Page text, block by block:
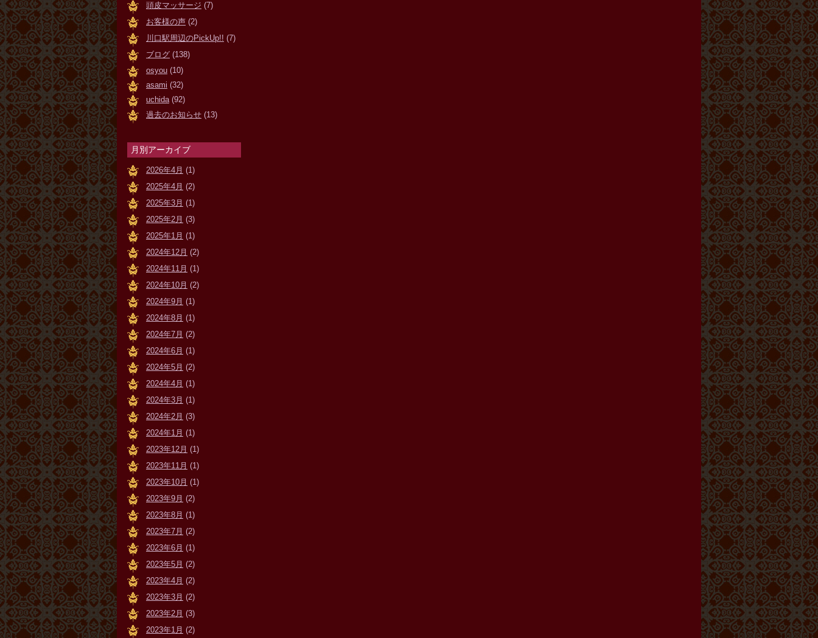
頭皮マッサージ (7)
お客様の声 (2)
川口駅周辺のPickUp!! (7)
ブログ (138)
osyou (10)
asami (32)
uchida(92)
過去のお知らせ (13)
月別アーカイブ
2026年4月 (1)
2025年4月 (2)
2025年3月 (1)
2025年2月 (3)
2025年1月 (1)
2024年12月 (2)
2024年11月 (1)
2024年10月 (2)
2024年9月 (1)
2024年8月 (1)
2024年7月 (2)
2024年6月 (1)
2024年5月 (2)
2024年4月 (1)
2024年3月 (1)
2024年2月 (3)
2024年1月 (1)
2023年12月 (1)
2023年11月 (1)
2023年10月 (1)
2023年9月 (2)
2023年8月 (1)
2023年7月 (2)
2023年6月 (1)
2023年5月 (2)
2023年4月 (2)
2023年3月 (2)
2023年2月 (3)
2023年1月 (2)